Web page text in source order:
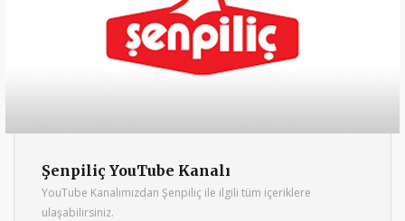
Şenpiliç YouTube Kanalı
YouTube Kanalımızdan Şenpiliç ile ilgili tüm içeriklere
ulaşabilirsiniz.